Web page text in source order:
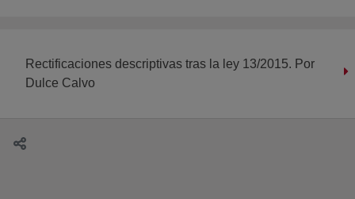
Rectificaciones descriptivas tras la ley 13/2015. Por
Dulce Calvo